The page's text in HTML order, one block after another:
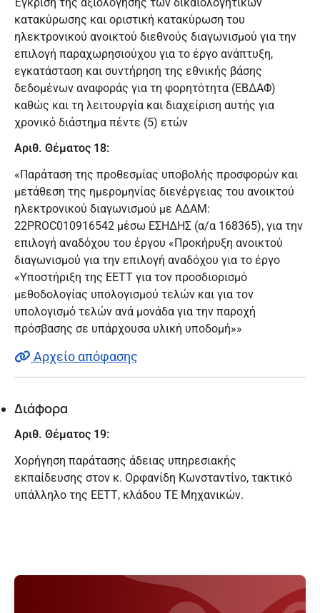
κατακύρωσης και οριστική κατακύρωση του
ηλεκτρονικού ανοικτού διεθνούς διαγωνισμού για την
επιλογή παραχωρησιούχου για το έργο ανάπτυξη,
εγκατάσταση και συντήρηση της εθνικής βάσης
δεδομένων αναφοράς για τη φορητότητα (ΕΒΔΑΦ)
καθώς και τη λειτουργία και διαχείριση αυτής για
χρονικό διάστημα πέντε (5) ετών
Αριθ. Θέματος 18:
«Παράταση της προθεσμίας υποβολής προσφορών και
μετάθεση της ημερομηνίας διενέργειας του ανοικτού
ηλεκτρονικού διαγωνισμού με ΑΔΑΜ:
22PROC010916542 μέσω ΕΣΗΔΗΣ (α/α 168365), για την
επιλογή αναδόχου του έργου «Προκήρυξη ανοικτού
διαγωνισμού για την επιλογή αναδόχου για το έργο
«Υποστήριξη της ΕΕΤΤ για τον προσδιορισμό
μεθοδολογίας υπολογισμού τελών και για τον
υπολογισμό τελών ανά μονάδα για την παροχή
πρόσβασης σε υπάρχουσα υλική υποδομή»»
Αρχείο απόφασης
Διάφορα
Αριθ. Θέματος 19:
Χορήγηση παράτασης άδειας υπηρεσιακής
εκπαίδευσης στον κ. Ορφανίδη Κωνσταντίνο, τακτικό
υπάλληλο της ΕΕΤΤ, κλάδου ΤΕ Μηχανικών.